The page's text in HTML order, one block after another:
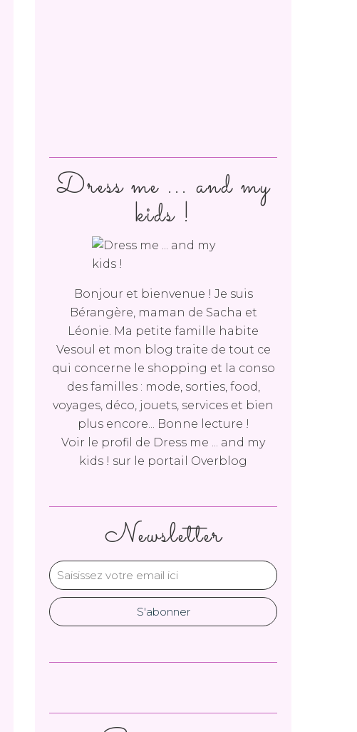
Newsletter
Dress me ... and my
kids !
Bonjour et bienvenue ! Je suis
Bérangère, maman de Sacha et
Léonie. Ma petite famille habite
Vesoul et mon blog traite de tout ce
qui concerne le shopping et la conso
des familles : mode, sorties, food,
voyages, déco, jouets, services et bien
plus encore... Bonne lecture !
Voir le profil de Dress me ... and my
kids ! sur le portail Overblog